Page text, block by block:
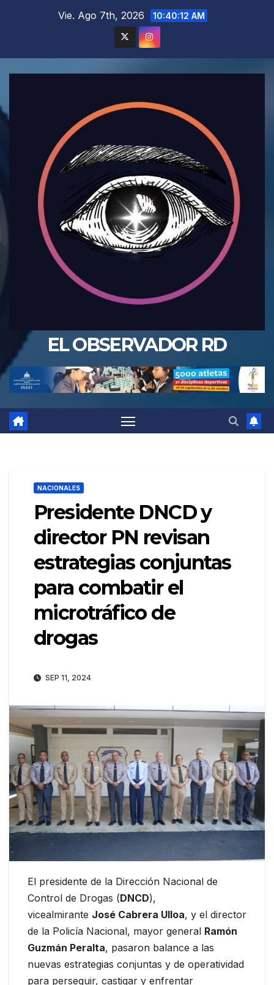
Vie. Ago 7th, 2026 10:40:14 AM
EL OBSERVADOR RD
NACIONALES
Presidente DNCD y
director PN revisan
estrategias conjuntas
para combatir el
microtráfico de
drogas
SEP 11, 2024
El presidente de la Dirección Nacional de
Control de Drogas (DNCD),
vicealmirante José Cabrera Ulloa, y el director
de la Policía Nacional, mayor general Ramón
Guzmán Peralta, pasaron balance a las
nuevas estrategias conjuntas y de operatividad
para perseguir, castigar y enfrentar